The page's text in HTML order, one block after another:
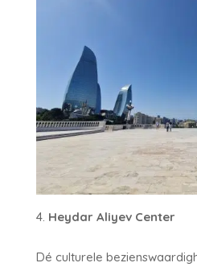
Heydar Aliyev Center
Dé culturele